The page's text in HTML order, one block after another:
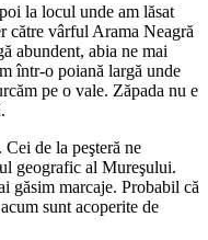
la locul unde am lăsat
către vârful Arama Neagră
abundent, abia ne mai
într-o poiană largă unde
pe o vale. Zăpada nu e
de la peşteră ne
geografic al Mureşului.
găsim marcaje. Probabil că
sunt acoperite de